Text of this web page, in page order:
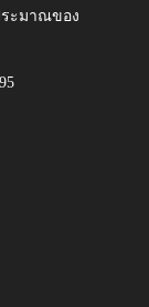
ะมาณของ